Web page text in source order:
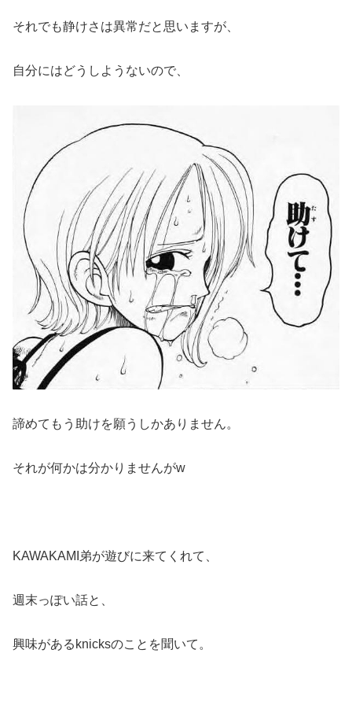
それでも静けさは異常だと思いますが、
自分にはどうしようないので、
諦めてもう助けを願うしかありません。
それが何かは分かりませんがw
KAWAKAMI弟が遊びに来てくれて、
週末っぽい話と、
興味があるknicksのことを聞いて。